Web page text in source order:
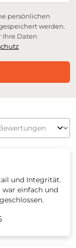
persönlichen
werden.
Ihre Daten
und Integrität.
einfach und